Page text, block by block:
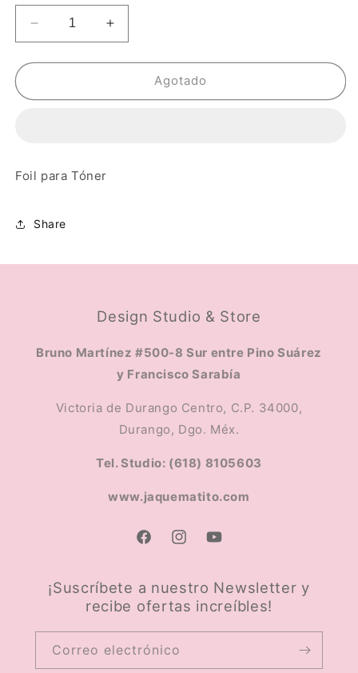
Reducir
cantidad
para
Heart
Aumentar
cantidad
para
Heart
Agotado
Foil para Tóner
Share
Design Studio & Store
Bruno Martínez #500-8 Sur entre Pino Suárez
y Francisco Sarabía
Victoria de Durango Centro, C.P. 34000,
Durango, Dgo. Méx.
Tel. Studio: (618) 8105603
www.jaquematito.com
FacebookInstagramYouTube
¡Suscríbete a nuestro Newsletter y
recibe ofertas increíbles!
Correo electrónico